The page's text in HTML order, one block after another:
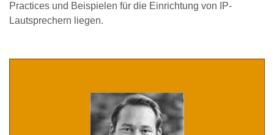
Practices und Beispielen für die Einrichtung von IP-
Lautsprechern liegen.